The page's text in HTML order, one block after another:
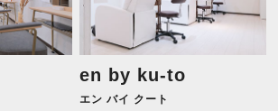
en by ku-to
エン バイ クート